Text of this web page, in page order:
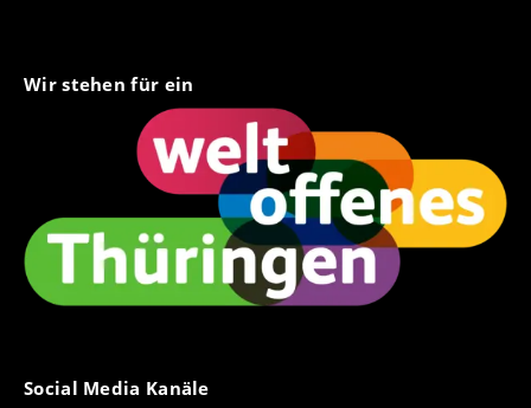
Wir stehen für ein
Social Media Kanäle